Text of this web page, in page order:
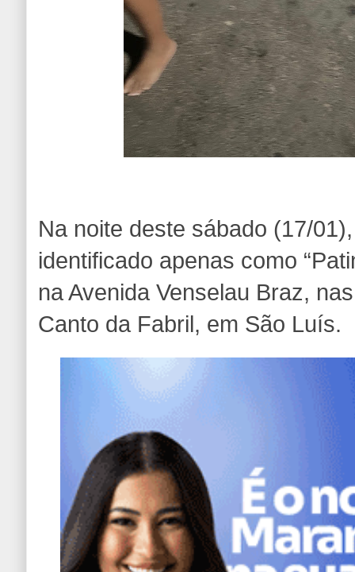
Na noite deste sábado (17/
identificado apenas como
na Avenida Venselau Braz,
Canto da Fabril, em São Luís.